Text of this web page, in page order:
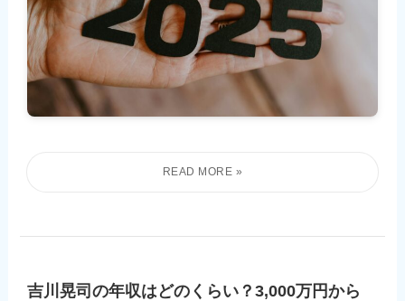
吉川晃司の年収はどのくらい？3,000万円から